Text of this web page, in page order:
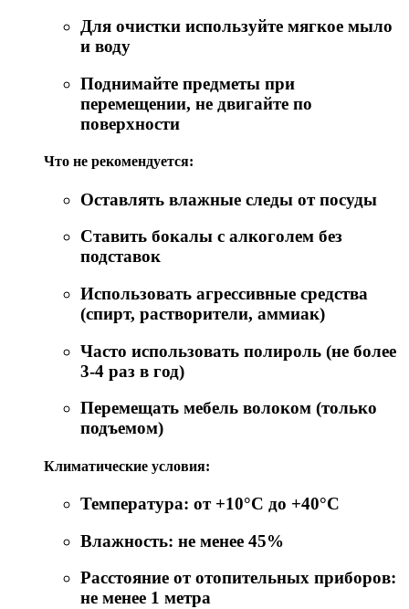
Для очистки используйте мягкое мыло
и воду
Поднимайте предметы при
перемещении, не двигайте по
поверхности
Что не рекомендуется:
Оставлять влажные следы от посуды
Ставить бокалы с алкоголем без
подставок
Использовать агрессивные средства
(спирт, растворители, аммиак)
Часто использовать полироль (не более
3-4 раз в год)
Перемещать мебель волоком (только
подъемом)
Климатические условия:
Температура: от +10°C до +40°C
Влажность: не менее 45%
Расстояние от отопительных приборов:
не менее 1 метра